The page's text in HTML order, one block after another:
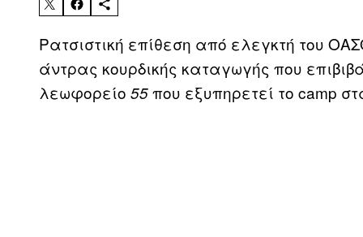
Ρατσιστική επίθεση από ελεγκτή του
άντρας κουρδικής καταγωγής που
λεωφορείο 55που εξυπηρετεί το camp